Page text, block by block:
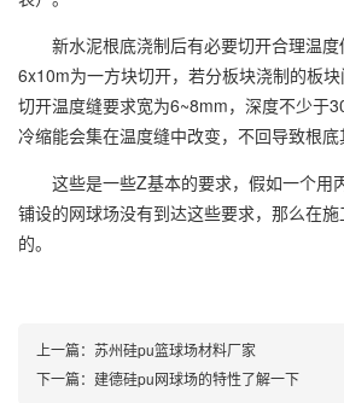
新水泥根底浇制后有必要切开合理温度
6x10m为一方块切开，若分板块浇制的板块
切开温度缝要求宽为6~8mm，深度不少于
冷缩能会集在温度缝中改变，不回导致根底
这些是一些Z基本的要求，假如一个用
铺设的网球场没有到达这些要求，那么在
的。
上一篇： 苏州硅pu篮球场材料厂家
下一篇： 建德硅pu网球场的特性了解一下